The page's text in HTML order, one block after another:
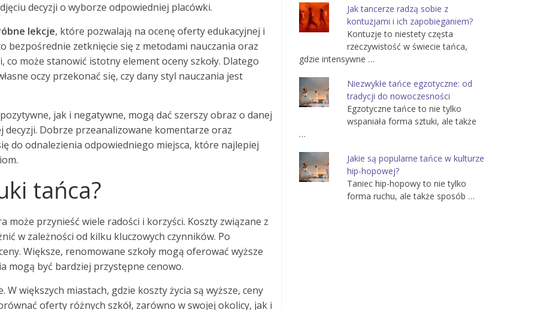
decyzji o wyborze odpowiedniej placówki.
lekcje, które pozwalają na ocenę oferty edukacyjnej i
bezpośrednie zetknięcie się z metodami nauczania oraz
co może stanowić istotny element oceny szkoły. Dlatego
oczy przekonać się, czy dany styl nauczania jest
jak i negatywne, mogą dać szerszy obraz o danej
decyzji. Dobrze przeanalizowane komentarze oraz
do odnalezienia odpowiedniego miejsca, które najlepiej
tańca?
przynieść wiele radości i korzyści. Koszty związane z
w zależności od kilku kluczowych czynników. Po
Większe, renomowane szkoły mogą oferować wyższe
mogą być bardziej przystępne cenowo.
W większych miastach, gdzie koszty życia są wyższe, ceny
oferty różnych szkół, zarówno w swojej okolicy, jak i
Jak tancerze radzą sobie z
kontuzjami i ich zapobieganiem?
Kontuzje to niestety częsta
rzeczywistość w świecie tańca,
gdzie intensywne …
Niezwykłe tańce egzotyczne: od
tradycji do nowoczesności
Egzotyczne tańce to nie tylko
wspaniała forma sztuki, ale także
…
Jakie są popularne tańce w kulturze
hip-hopowej?
Taniec hip-hopowy to nie tylko
forma ruchu, ale także sposób …